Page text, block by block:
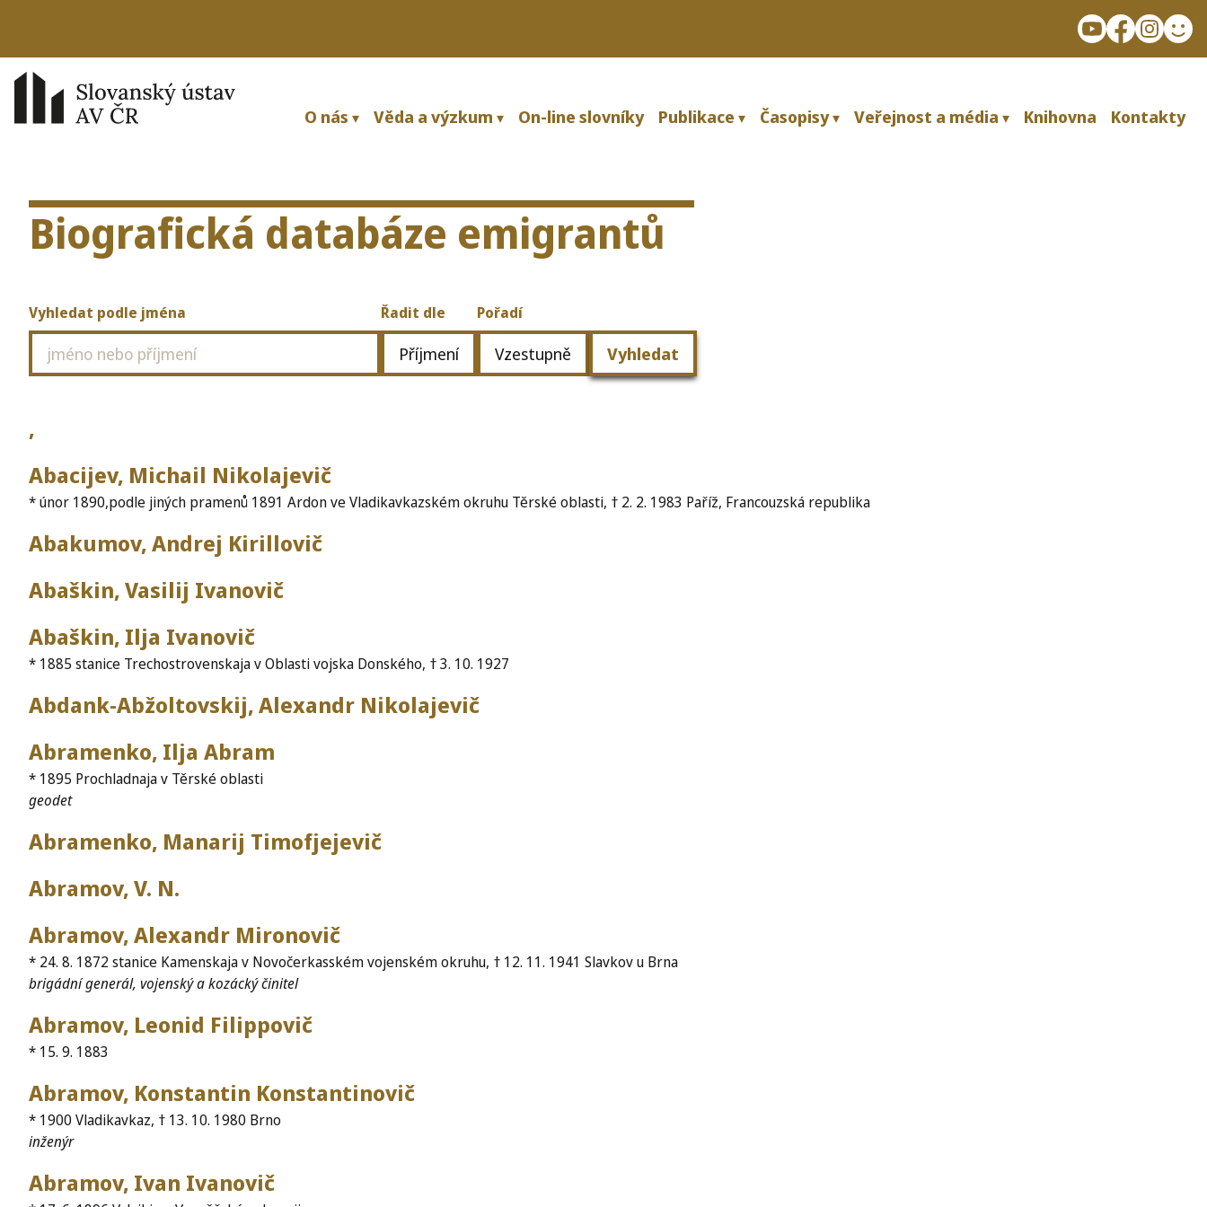
O nás Věda a výzkum On-line slovníky Publikace Časopisy Veřejnost a média Knihovna Kontakty
Biografická databáze emigrantů
Vyhledat podle jména Řadit dle Pořadí
,
Abacijev, Michail Nikolajevič
* únor 1890,podle jiných pramenů 1891 Ardon ve Vladikavkazském okruhu Těrské oblasti, † 2. 2. 1983 Paříž, Francouzská republika
Abakumov, Andrej Kirillovič
Abaškin, Vasilij Ivanovič
Abaškin, Ilja Ivanovič
* 1885 stanice Trechostrovenskaja v Oblasti vojska Donského, † 3. 10. 1927
Abdank-Abžoltovskij, Alexandr Nikolajevič
Abramenko, Ilja Abram
* 1895 Prochladnaja v Těrské oblasti
geodet
Abramenko, Manarij Timofjejevič
Abramov, V. N.
Abramov, Alexandr Mironovič
* 24. 8. 1872 stanice Kamenskaja v Novočerkasském vojenském okruhu, † 12. 11. 1941 Slavkov u Brna
brigádní generál, vojenský a kozácký činitel
Abramov, Leonid Filippovič
* 15. 9. 1883
Abramov, Konstantin Konstantinovič
* 1900 Vladikavkaz, † 13. 10. 1980 Brno
inženýr
Abramov, Ivan Ivanovič